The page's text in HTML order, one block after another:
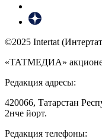
©2025 Intertat
«ТАТМЕДИА»
Редакция адресы:
420066, Татарстан
2нче йорт.
Редакция телефоны: